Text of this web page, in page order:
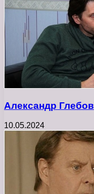
Александр Глебов
10.05.2024